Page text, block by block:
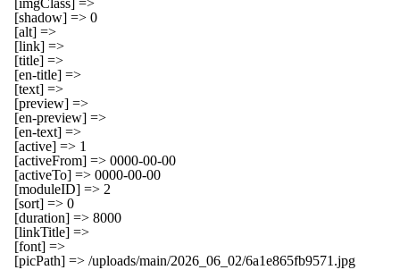
    [imgClass] =>
    [shadow] => 0
    [alt] =>
    [link] =>
    [title] =>
    [en-title] =>
    [text] =>
    [preview] =>
    [en-preview] =>
    [en-text] =>
    [active] => 1
    [activeFrom] => 0000-00-00
    [activeTo] => 0000-00-00
    [moduleID] => 2
    [sort] => 0
    [duration] => 8000
    [linkTitle] =>
    [font] =>
    [picPath] => /uploads/main/2026_06_02/6a1e865fb9571.jpg